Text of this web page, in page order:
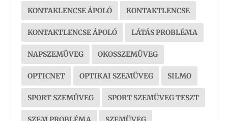
KONTAKLENCSE ÁPOLÓ KONTAKTLENCSE
KONTAKTLENCSE ÁPOLÓ LÁTÁS PROBLÉMA
NAPSZEMÜVEG OKOSSZEMÜVEG
OPTICNET OPTIKAI SZEMÜVEG SILMO
SPORT SZEMÜVEG SPORT SZEMÜVEG TESZT